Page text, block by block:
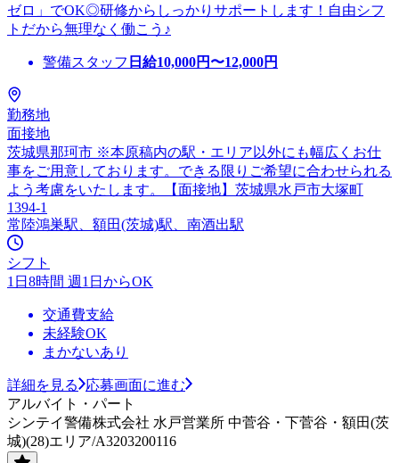
ゼロ」でOK◎研修からしっかりサポートします！自由シフ
トだから無理なく働こう♪
警備スタッフ 日給10,000円〜12,000円
勤務地
面接地
茨城県那珂市 ※本原稿内の駅・エリア以外にも幅広くお仕
事をご用意しております。できる限りご希望に合わせられる
よう考慮をいたします。【面接地】茨城県水戸市大塚町
1394-1
常陸鴻巣駅、額田(茨城)駅、南酒出駅
シフト
1日8時間 週1日からOK
交通費支給
未経験OK
まかないあり
詳細を見る
応募画面に進む
アルバイト・パート
シンテイ警備株式会社 水戸営業所 中菅谷・下菅谷・額田(茨
城)(28)エリア/A3203200116